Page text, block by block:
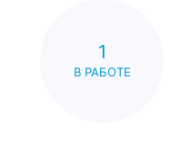
1
В РАБОТЕ